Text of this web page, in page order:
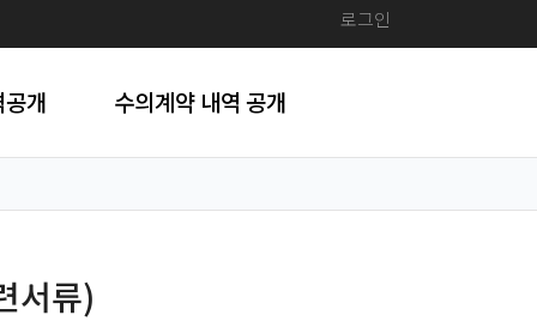
로그인
개 수의계약 내역 공개
서류)